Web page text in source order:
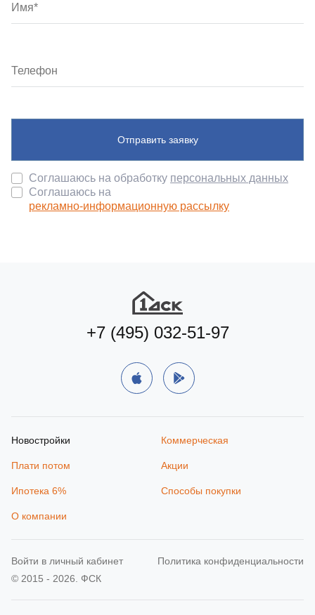
Отправить заявку
Соглашаюсь на обработку персональных данных
Соглашаюсь на
рекламно-информационную рассылку
+7 (495) 032-51-97
Новостройки Коммерческая
Плати потом Акции
Ипотека 6% Способы покупки
О компании
© 2015 - 2026. ФСК
Политика конфиденциальности
Войти в личный кабинет